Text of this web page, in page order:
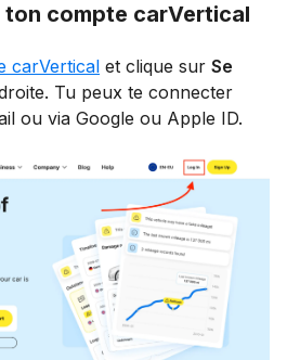
ton compte carVertical
carVertical et clique sur Se
Tu peux te connecter
ou via Google ou Apple ID.